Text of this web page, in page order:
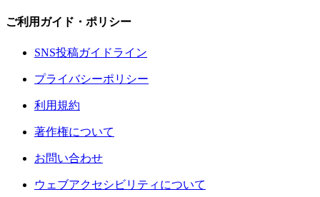
ご利用ガイド・ポリシー
SNS投稿ガイドライン
プライバシーポリシー
利用規約
著作権について
お問い合わせ
ウェブアクセシビリティについて